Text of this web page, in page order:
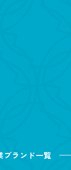
ブランド一覧